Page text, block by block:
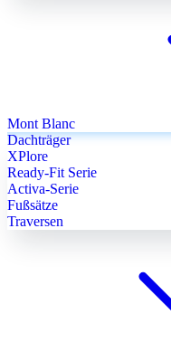
Mont Blanc
Dachträger
XPlore
Ready-Fit Serie
Activa-Serie
Fußsätze
Traversen